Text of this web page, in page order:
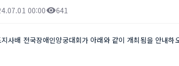
00:00 641
사배 전국장애인양궁대회가 아래와 같이 개최됨을 안내하